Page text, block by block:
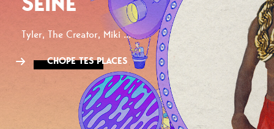
Tyler, The Creator, Miki ...
CHOPE TES PLACES